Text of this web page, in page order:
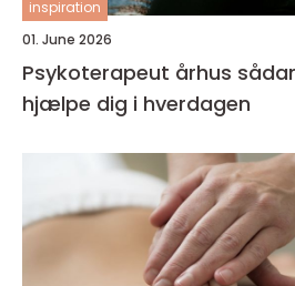
inspiration
01. June 2026
Psykoterapeut århus sådan kan terapi
hjælpe dig i hverdagen